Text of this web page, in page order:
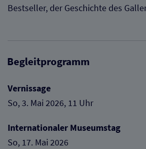
Bestseller, der Geschichte des
Begleitprogramm
Vernissage
So, 3. Mai 2026, 11 Uhr
Internationaler Museumstag
So, 17. Mai 2026